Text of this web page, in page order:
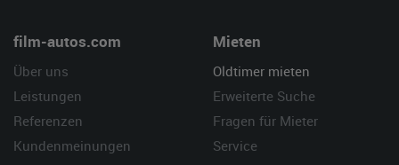
film-autos.com
Über uns
Leistungen
Referenzen
Kundenmeinungen
Mieten
Oldtimer mieten
Erweiterte Suche
Fragen für Mieter
Service